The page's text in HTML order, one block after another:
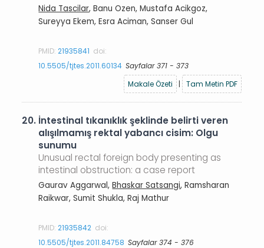
Nida Tascilar, Banu Ozen, Mustafa Acikgoz,
Sureyya Ekem, Esra Aciman, Sanser Gul
PMID:21935841 doi:
10.5505/tjtes.2011.60134 Sayfalar 371 - 373
Makale Özeti
| Tam Metin PDF
20. İntestinal tıkanıklık şeklinde belirti veren
alışılmamış rektal yabancı cisim: Olgu
sunumu
Unusual rectal foreign body presenting as
intestinal obstruction: a case report
Gaurav Aggarwal,Bhaskar Satsangi, Ramsharan
Raikwar, Sumit Shukla, Raj Mathur
PMID:21935842 doi:
10.5505/tjtes.2011.84758 Sayfalar 374 - 376